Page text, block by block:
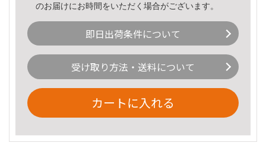
のお届けにお時間をいただく場合がございます。
即日出荷条件について
受け取り方法・送料について
カートに入れる